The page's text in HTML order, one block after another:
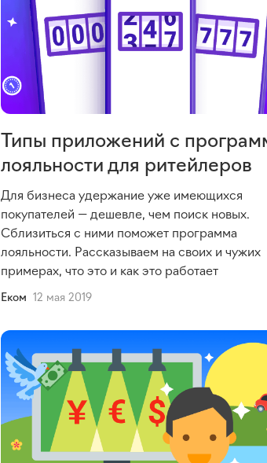
Типы приложений с
лояльности для ритейлеров
Для бизнеса удержание уже имеющихся
покупателей — дешевле, чем поиск новых.
Сблизиться с ними поможет программа
лояльности. Рассказываем на своих и чужих
примерах, что это и как это работает
Еком 12 мая 2019